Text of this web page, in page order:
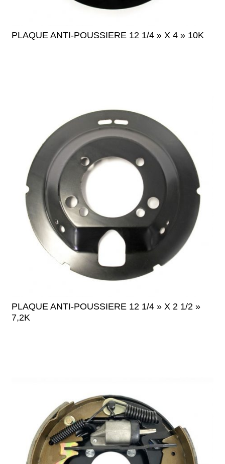
PLAQUE ANTI-POUSSIERE 12 1/4 » X 4 » 10K
PLAQUE ANTI-POUSSIERE 12 1/4 » X 2 1/2 »
7,2K